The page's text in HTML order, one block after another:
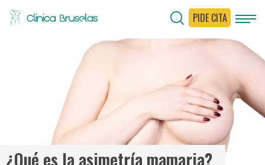
PIDE CITA
¿Qué es la asimetría mamaria?